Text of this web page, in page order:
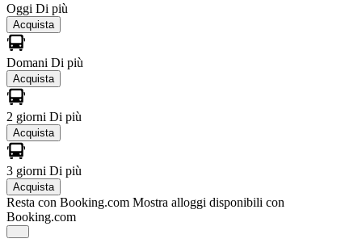
Oggi Di più
Acquista
Domani Di più
Acquista
2 giorni Di più
Acquista
3 giorni Di più
Acquista
Resta con Booking.com Mostra alloggi disponibili con
Booking.com